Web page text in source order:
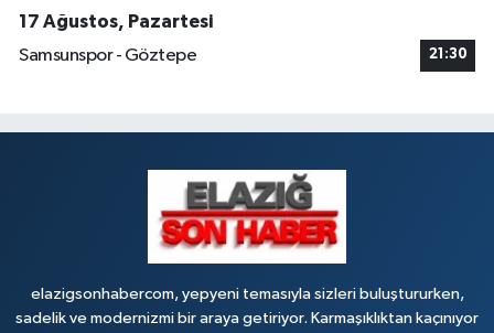
17 Ağustos, Pazartesi
Samsunspor - Göztepe
21:30
elazigsonhabercom, yepyeni temasıyla sizleri buluştururken,
sadelik ve modernizmi bir araya getiriyor. Karmaşıklıktan kaçınıyor